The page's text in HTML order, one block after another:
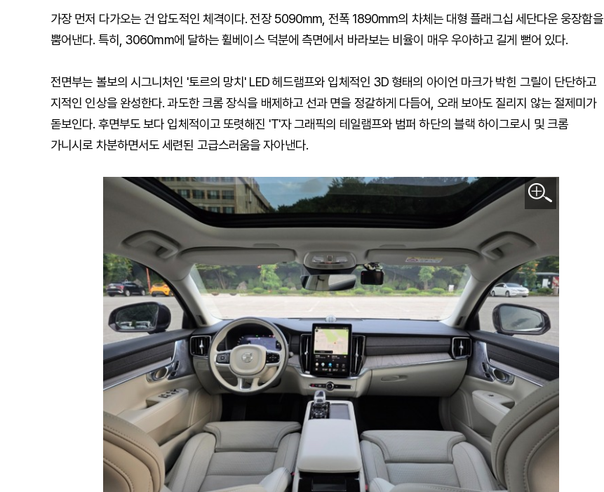
가장 먼저 다가오는 건 압도적인 체격이다. 전장 5090mm, 전폭 1890mm의 차체는 대형 플래그십 세단다운 웅장함을
뿜어낸다. 특히, 3060mm에 달하는 휠베이스 덕분에 측면에서 바라보는 비율이 매우 우아하고 길게 뻗어 있다.
전면부는 볼보의 시그니처인 '토르의 망치' LED 헤드램프와 입체적인 3D 형태의 아이언 마크가 박힌 그릴이 단단하고
지적인 인상을 완성한다. 과도한 크롬 장식을 배제하고 선과 면을 정갈하게 다듬어, 오래 보아도 질리지 않는 절제미가
돋보인다. 후면부도 보다 입체적이고 또렷해진 'T'자 그래픽의 테일램프와 범퍼 하단의 블랙 하이그로시 및 크롬
가니시로 차분하면서도 세련된 고급스러움을 자아낸다.